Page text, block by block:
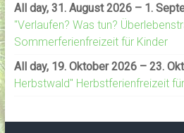
All day, 31. August 2026 – 1.
"Verlaufen? Was tun?
Sommerferienfreizeit für Kinder
All day, 19. Oktober 2026 – 23.
Herbstwald" Herbstferienfreizeit